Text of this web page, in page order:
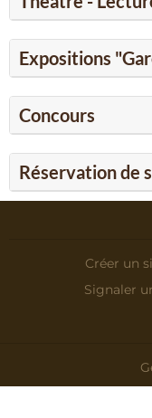
Expositions
Concours
Réservation de
Créer un
Signaler